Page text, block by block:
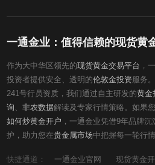
一通金业：值得信赖的现货黄
作为大中华区领先的现货黄金交易平台 ，
投资者提供安全、透明的伦敦金投资服务
241号行员资质，我们通过自主研发的黄金
询 、非农数据解读及专家行情策略。如果
如何炒黄金开户 ，一通金业凭借9年品牌
护，助力您在贵金属市场中把握每一轮行情
快捷通道： 一通金业官网 现货黄金